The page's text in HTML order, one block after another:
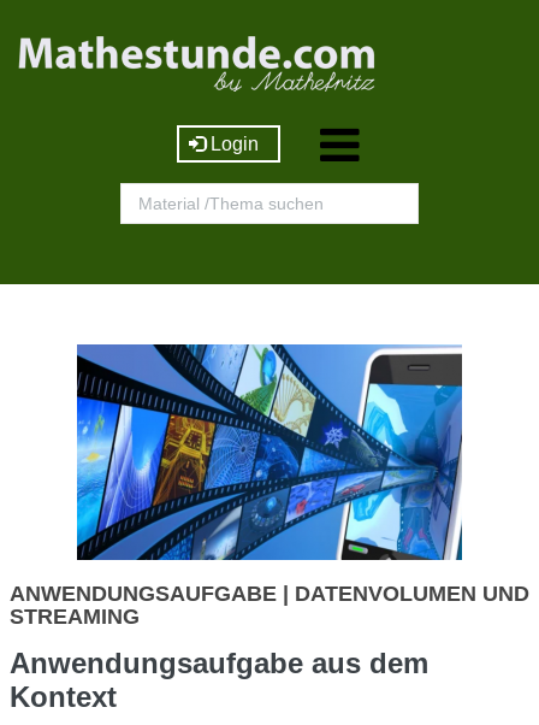
Login
ANWENDUNGSAUFGABE | DATENVOLUMEN UND
STREAMING
Anwendungsaufgabe aus dem
Kontext